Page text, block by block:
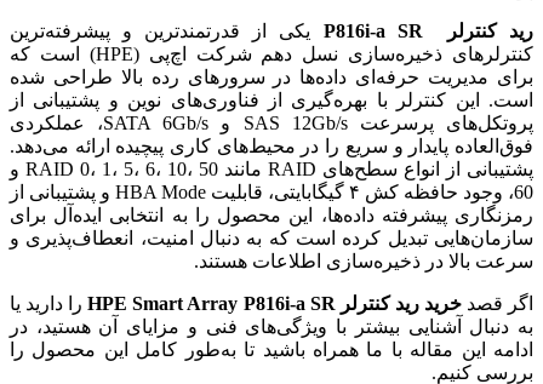
رید کنترلر P816i-a SR
یکی از قدرتمندترین و پیشرفته‌ترین
کنترلرهای ذخیره‌سازی نسل دهم شرکت اچ‌پی (HPE) است که
برای مدیریت حرفه‌ای داده‌ها در سرورهای رده بالا طراحی شده
است. این کنترلر با بهره‌گیری از فناوری‌های نوین و پشتیبانی از
پروتکل‌های پرسرعت SAS 12Gb/s و SATA 6Gb/s، عملکردی
فوق‌العاده پایدار و سریع را در محیط‌های کاری پیچیده ارائه می‌دهد.
پشتیبانی از انواع سطح‌های RAID مانند RAID 0، 1، 5، 6، 10، 50 و
60، وجود حافظه کش ۴ گیگابایتی، قابلیت HBA Mode و پشتیبانی از
رمزنگاری پیشرفته داده‌ها، این محصول را به انتخابی ایده‌آل برای
سازمان‌هایی تبدیل کرده است که به دنبال امنیت، انعطاف‌پذیری و
سرعت بالا در ذخیره‌سازی اطلاعات هستند.
اگر قصدخرید رید کنترلر HPE Smart Array P816i-a SR
را دارید یا
به دنبال آشنایی بیشتر با ویژگی‌های فنی و مزایای آن هستید، در
ادامه این مقاله با ما همراه باشید تا به‌طور کامل این محصول را
بررسی کنیم.